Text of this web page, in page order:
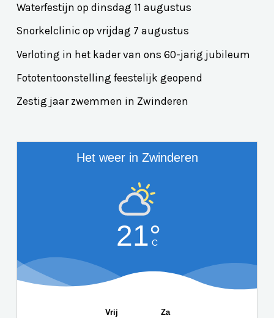
Waterfestijn op dinsdag 11 augustus
Snorkelclinic op vrijdag 7 augustus
Verloting in het kader van ons 60-jarig jubileum
Fototentoonstelling feestelijk geopend
Zestig jaar zwemmen in Zwinderen
Het weer in Zwinderen
21°
C
Vrij Za